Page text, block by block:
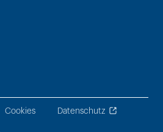
Cookies Datenschutz